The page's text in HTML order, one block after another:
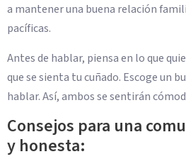
a mantener una buena relación
pacíficas.
Antes de hablar, piensa en lo que
que se sienta tu cuñado. Escoge un
hablar. Así, ambos se sentirán
Consejos para una
y honesta: